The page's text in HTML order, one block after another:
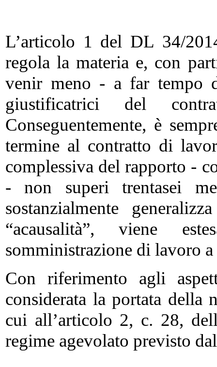
L’articolo 1 del DL 34/
regola la materia e, con
venir meno - a far tempo
giustificatrici del
Conseguentemente, è
termine al contratto di
complessiva del rapporto -
- non superi trentasei
sostanzialmente
“acausalità”, viene
somministrazione di lavoro
Con riferimento agli
considerata la portata
cui all’articolo 2, c. 28,
regime agevolato previsto